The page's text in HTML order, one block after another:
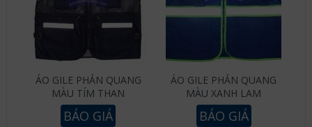
ÁO GILE PHẢN QUANG
MÀU TÍM THAN
BÁO GIÁ
ÁO GILE PHẢN QUANG
MÀU XANH LAM
BÁO GIÁ